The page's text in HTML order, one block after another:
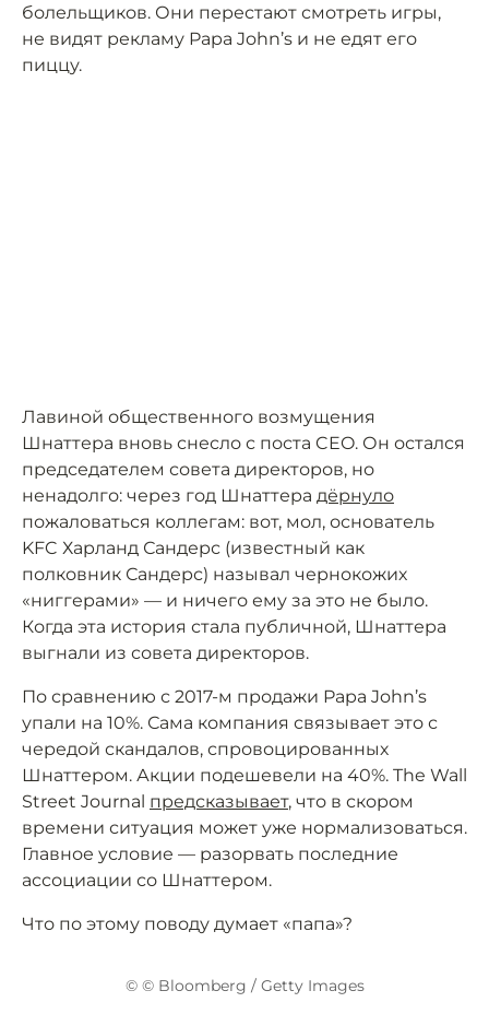
болельщиков. Они перестают смотреть игры,
не видят рекламу Papa John’s и не едят его
пиццу.
Лавиной общественного возмущения
Шнаттера вновь снесло с поста CEO. Он остался
председателем совета директоров, но
ненадолго: через год Шнаттера дёрнуло
пожаловаться коллегам: вот, мол, основатель
KFC Харланд Сандерс (известный как
полковник Сандерс) называл чернокожих
«ниггерами» — и ничего ему за это не было.
Когда эта история стала публичной, Шнаттера
выгнали из совета директоров.
По сравнению с 2017-м продажи Papa John’s
упали на 10%. Сама компания связывает это с
чередой скандалов, спровоцированных
Шнаттером. Акции подешевели на 40%. The Wall
Street Journal предсказывает, что в скором
времени ситуация может уже нормализоваться.
Главное условие — разорвать последние
ассоциации со Шнаттером.
Что по этому поводу думает «папа»?
© © Bloomberg / Getty Images